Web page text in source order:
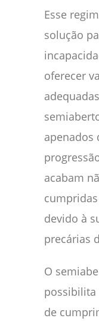
Esse
solução
oferecer
apenados
acabam
devido à
precárias
O
possibilita
de